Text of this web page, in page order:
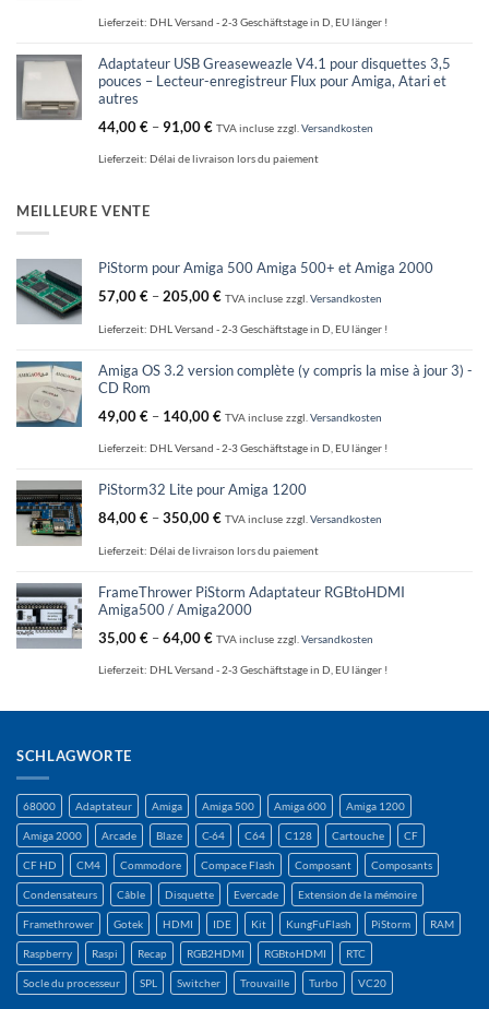
Lieferzeit: DHL Versand - 2-3 Geschäftstage in D, EU länger !
Adaptateur USB Greaseweazle V4.1 pour disquettes 3,5
pouces – Lecteur-enregistreur Flux pour Amiga, Atari et
autres
44,00€ –91,00€ TVA incluse zzgl. Versandkosten
Lieferzeit: Délai de livraison lors du paiement
MEILLEURE VENTE
PiStorm pour Amiga 500 Amiga 500+ et Amiga 2000
57,00€ –205,00€ TVA incluse zzgl. Versandkosten
Lieferzeit: DHL Versand - 2-3 Geschäftstage in D, EU länger !
Amiga OS 3.2 version complète (y compris la mise à jour 3) -
CD Rom
49,00€ – 140,00€ TVA incluse zzgl. Versandkosten
Lieferzeit: DHL Versand - 2-3 Geschäftstage in D, EU länger !
PiStorm32 Lite pour Amiga 1200
84,00€ –350,00€ TVA incluse zzgl.Versandkosten
Lieferzeit: Délai de livraison lors du paiement
FrameThrower PiStorm Adaptateur RGBtoHDMI
Amiga500 / Amiga2000
35,00€ –64,00€ TVA incluse zzgl. Versandkosten
Lieferzeit: DHL Versand - 2-3 Geschäftstage in D, EU länger !
SCHLAGWORTE
68000 Adaptateur Amiga Amiga 500 Amiga 600 Amiga 1200
Amiga 2000 Arcade Blaze C-64 C64 C128 Cartouche CF
CF HD CM4 Commodore Compace Flash Composant Composants
Condensateurs Câble Disquette Evercade Extension de la mémoire
Framethrower Gotek HDMI IDE Kit KungFuFlash PiStorm RAM
Raspberry Raspi Recap RGB2HDMI RGBtoHDMI RTC
Socle du processeur SPL Switcher Trouvaille Turbo VC20